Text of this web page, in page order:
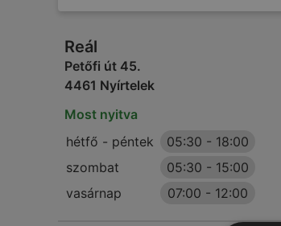
Reál
Petőfi út 45.
4461 Nyírtelek
Most nyitva
hétfő - péntek
05:30 - 18:00
szombat
05:30 - 15:00
vasárnap
07:00 - 12:00